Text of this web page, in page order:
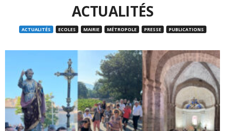
ACTUALITÉS
ACTUALITÉS ECOLES MAIRIE MÉTROPOLE PRESSE PUBLICATIONS